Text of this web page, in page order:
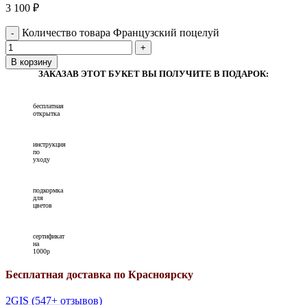
3 100 ₽
Количество товара Французский поцелуй
В корзину
ЗАКАЗАВ ЭТОТ БУКЕТ ВЫ ПОЛУЧИТЕ В ПОДАРОК:
бесплатная
открытка
инструкция
по
уходу
подкормка
для
цветов
сертификат
на
1000р
Бесплатная доставка по Красноярску
2GIS (547+ отзывов)